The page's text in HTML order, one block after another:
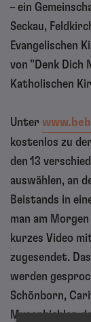
– ein
Seckau,
Evangelischen
von "Denk Dich
Katholischen
Unter
kostenlos zu
den 13
auswählen, an
Beistands in
man am
kurzes Video
zugesendet.
werden
Schönborn,
Musenbichler,